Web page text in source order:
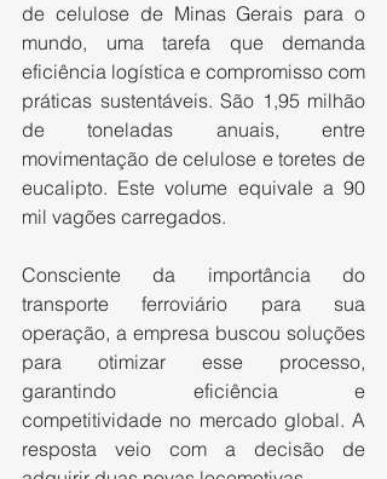
de celulose de Minas Gerais para o
mundo, uma tarefa que demanda
eficiência logística e compromisso com
práticas sustentáveis. São 1,95 milhão
de toneladas anuais, entre
movimentação de celulose e toretes de
eucalipto. Este volume equivale a 90
mil vagões carregados.
Consciente da importância do
transporte ferroviário para sua
operação, a empresa buscou soluções
para otimizar esse processo,
garantindo eficiência e
competitividade no mercado global. A
resposta veio com a decisão de